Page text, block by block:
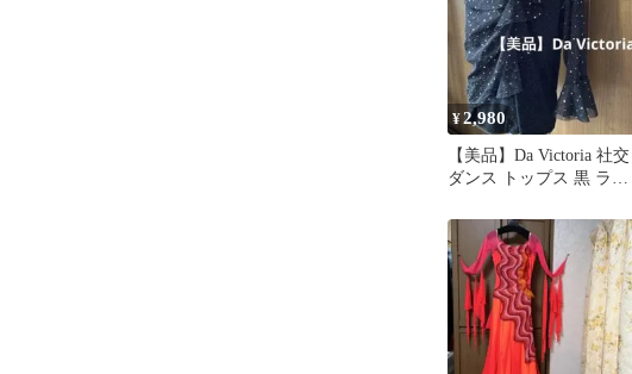
¥2,980
【美品】Da Victoria 社交
ダンス トップス 黒 ラメ